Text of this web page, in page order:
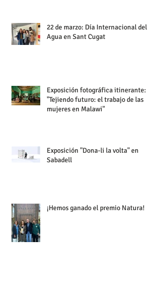
22 de marzo: Día Internacional del
Agua en Sant Cugat
Exposición fotográfica itinerante:
"Tejiendo futuro: el trabajo de las
mujeres en Malawi"
Exposición "Dona-li la volta" en
Sabadell
¡Hemos ganado el premio Natura!